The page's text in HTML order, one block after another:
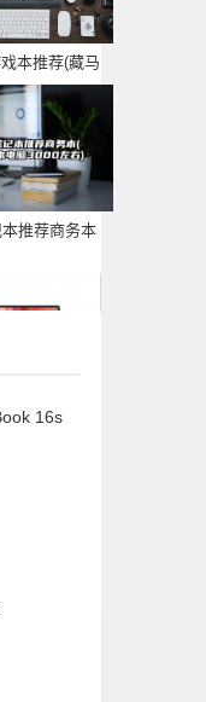
做视频剪辑怎么样)
型号价目表)
)
本电脑怎么样值得买吗)
)
笔记本电脑排名一览表)
戏本首发评测
最好的是什么品牌)
锐龙版评测
豆14
件
15Pro
本推荐(藏马
推荐商务本
16s